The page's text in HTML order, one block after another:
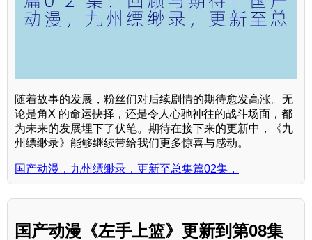
随着故事的发展，粉丝们对后续剧情的期待愈发高涨。无
论是角X 的命运抉择，还是令人心驰神往的战斗场面，都
为未来的发展埋下了伏笔。期待在接下来的更新中，《九
州缥缈录》能够继续带给我们更多惊喜与感动。
国产动漫，九州缥缈录，更新至总集篇02集，
国产动漫《左手上篮》更新到第08集